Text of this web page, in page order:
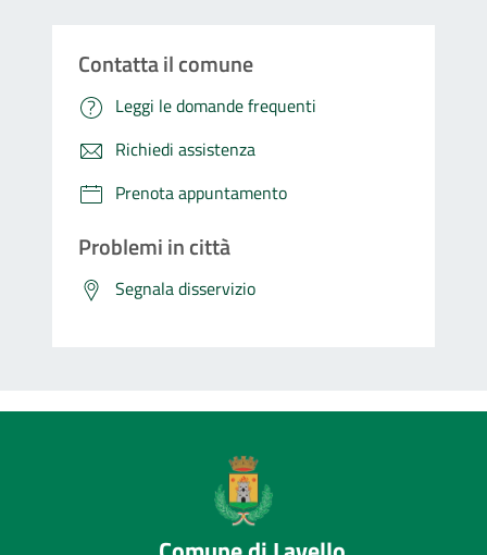
Contatta il comune
Leggi le domande frequenti
Richiedi assistenza
Prenota appuntamento
Problemi in città
Segnala disservizio